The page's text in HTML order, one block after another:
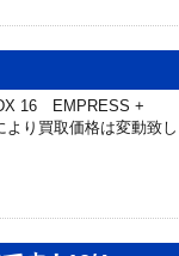
16 EMPRESS +
り買取価格は変動致し